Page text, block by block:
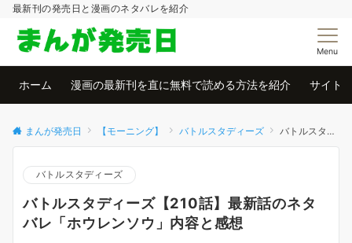
最新刊の発売日と漫画のネタバレを紹介
Menu
ホーム 漫画の最新刊を直に無料で読める方法を紹介 サイト
まんが発売日 【モーニング】 バトルスタディーズ バトルスタディーズ【210話】最新話のネタバレ「ホウレンソウ」内容と感想
バトルスタディーズ
バトルスタディーズ【210話】最新話のネタ
バレ「ホウレンソウ」内容と感想